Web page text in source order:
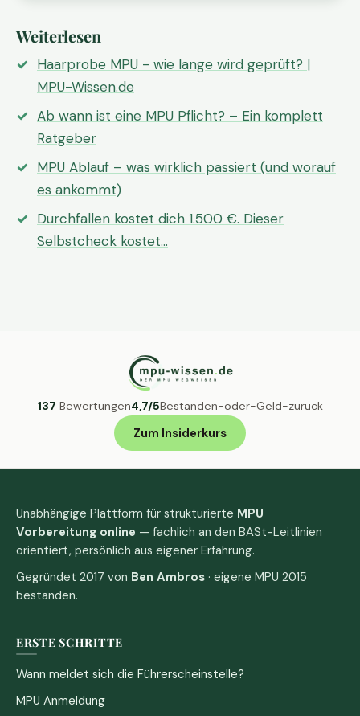
Weiterlesen
Haarprobe MPU - wie lange wird geprüft? |
MPU-Wissen.de
Ab wann ist eine MPU Pflicht? – Ein komplett
Ratgeber
MPU Ablauf – was wirklich passiert (und worauf
es ankommt)
Durchfallen kostet dich 1.500 €. Dieser
Selbstcheck kostet…
137 Bewertungen4,7/5Bestanden-oder-Geld-zurück
Zum Insiderkurs
Unabhängige Plattform für strukturierte MPU
Vorbereitung online — fachlich an den BASt-Leitlinien
orientiert, persönlich aus eigener Erfahrung.
Gegründet 2017 von Ben Ambros · eigene MPU 2015
bestanden.
ERSTE SCHRITTE
Wann meldet sich die Führerscheinstelle?
MPU Anmeldung